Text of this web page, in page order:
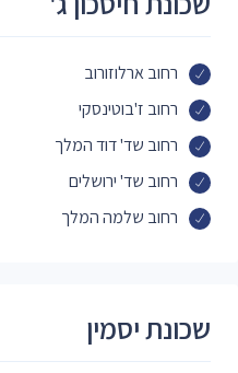
רחוב ארלוזורוב
רחוב ז'בוטינסקי
רחוב שד' דוד המלך
רחוב שד' ירושלים
רחוב שלמה המלך
שכונת יסמין